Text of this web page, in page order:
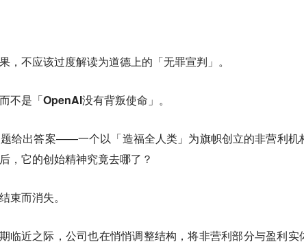
，不应该过度解读为道德上的「无罪宣判」。
不是「OpenAI没有背叛使命」 。
给出答案——一个以「造福全人类」为旗帜创立的非营利机
，它的创始精神究竟去哪了？
束而消失。
临近之际，公司也在悄悄调整结构，将非营利部分与盈利实